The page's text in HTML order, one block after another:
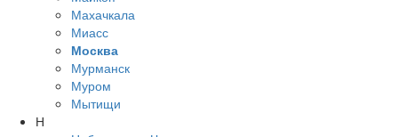
Махачкала
Миасс
Москва
Мурманск
Муром
Мытищи
Н